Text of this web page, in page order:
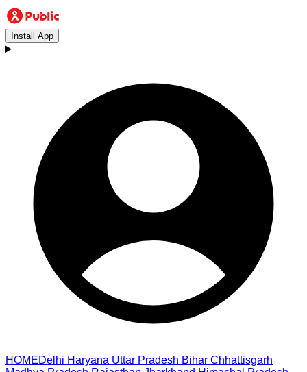
Install App
HOMEDelhi Haryana Uttar Pradesh Bihar Chhattisgarh